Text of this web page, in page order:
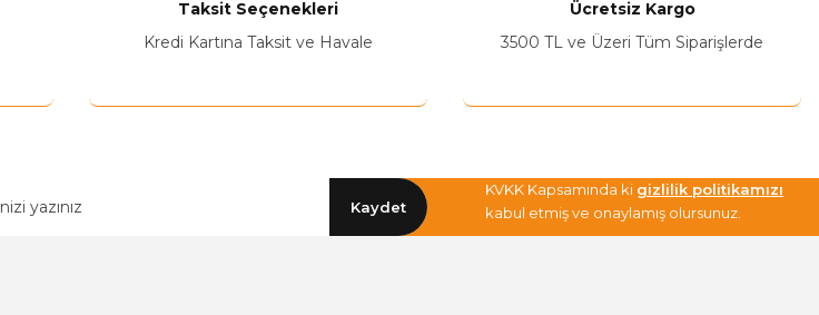
Yetkiliye Gönder
Taksit Seçenekleri
Kredi Kartına Taksit ve Havale
Ücretsiz Kargo
3500 TL ve Üzeri Tüm Siparişlerde
Kaydet
KVKK Kapsamında ki gizlilik politikamızı
kabul etmiş ve onaylamış olursunuz.